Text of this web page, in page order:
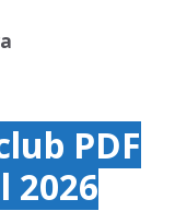
PDF
2026